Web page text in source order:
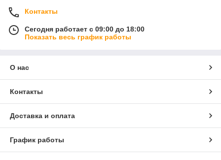
Контакты
Сегодня работает с 09:00 до 18:00
Показать весь график работы
О нас
Контакты
Доставка и оплата
График работы